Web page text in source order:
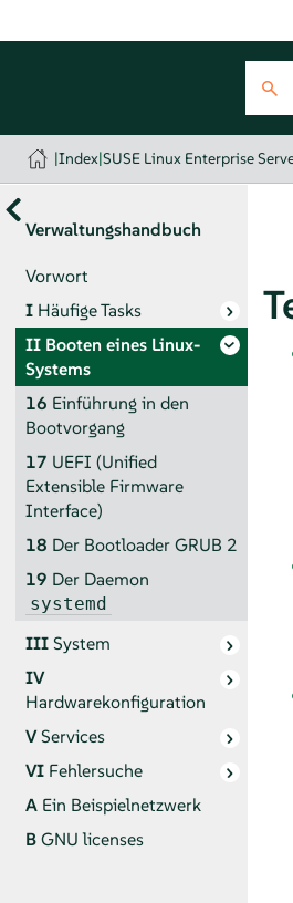
|Index|SUSE Linux Enterprise
Verwaltungshandbuch
Vorwort
I Häufige Tasks
II Booten eines Linux-
Systems
16 Einführung in den
Bootvorgang
17 UEFI (Unified
Extensible Firmware
Interface)
18 Der Bootloader GRUB 2
19 Der Daemon
systemd
IIISystem
IV
Hardwarekonfiguration
VServices
VI Fehlersuche
A Ein Beispielnetzwerk
BGNU licenses